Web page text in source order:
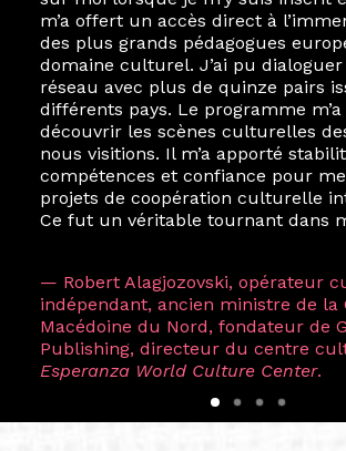
m’a offert un accès direct à
des plus grands pédagogues
domaine culturel. J’ai pu
réseau avec plus de quinze pairs
différents pays. Le programme
découvrir les scènes culturelles
nous visitions. Il m’a apporté
compétences et confiance pour
projets de coopération culturelle
Ce fut un véritable tournant dans
— Robert Alagjozovski, opérateur
indépendant, ancien ministre de la
Macédoine du Nord, fondateur de
Publishing, directeur du centre
Esperanza World Culture Center.